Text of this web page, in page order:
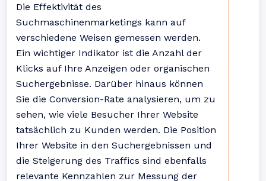
Die Effektivität des
Suchmaschinenmarketings kann auf
verschiedene Weisen gemessen werden.
Ein wichtiger Indikator ist die Anzahl der
Klicks auf Ihre Anzeigen oder organischen
Suchergebnisse. Darüber hinaus können
Sie die Conversion-Rate analysieren, um zu
sehen, wie viele Besucher Ihrer Website
tatsächlich zu Kunden werden. Die Position
Ihrer Website in den Suchergebnissen und
die Steigerung des Traffics sind ebenfalls
relevante Kennzahlen zur Messung der